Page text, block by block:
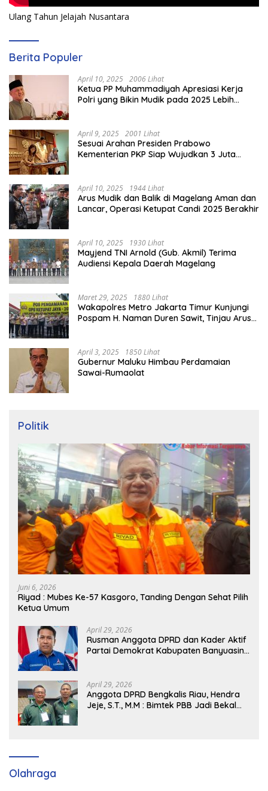
Ulang Tahun Jelajah Nusantara
Berita Populer
April 10, 2025 2006 Lihat
Ketua PP Muhammadiyah Apresiasi Kerja
Polri yang Bikin Mudik pada 2025 Lebih
April 9, 2025 2001 Lihat
Sesuai Arahan Presiden Prabowo
Kementerian PKP Siap Wujudkan 3 Juta
April 10, 2025 1944 Lihat
Arus Mudik dan Balik di Magelang Aman dan
Lancar, Operasi Ketupat Candi 2025 Berakhir
April 10, 2025 1930 Lihat
Mayjend TNI Arnold (Gub. Akmil) Terima
Audiensi Kepala Daerah Magelang
Maret 29, 2025 1880 Lihat
Wakapolres Metro Jakarta Timur Kunjungi
Pospam H. Naman Duren Sawit, Tinjau Arus
April 3, 2025 1850 Lihat
Gubernur Maluku Himbau Perdamaian
Sawai-Rumaolat
Politik
Juni 6, 2026
Riyad : Mubes Ke-57 Kasgoro, Tanding Dengan Sehat Pilih
Ketua Umum
April 29, 2026
Rusman Anggota DPRD dan Kader Aktif
Partai Demokrat Kabupaten Banyuasin
April 29, 2026
Anggota DPRD Bengkalis Riau, Hendra
Jeje, S.T., M.M : Bimtek PBB Jadi Bekal
Olahraga